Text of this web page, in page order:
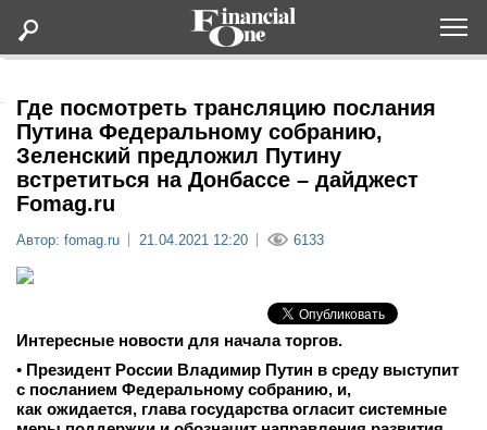
Статьи
Мероприятия
Новости
Где посмотреть трансляцию послания
Путина Федеральному собранию,
Зеленский предложил Путину
встретиться на Донбассе – дайджест
Fomag.ru
Автор: fomag.ru 21.04.2021 12:20 6133
Интересные новости для начала торгов.
• Президент России Владимир Путин в среду выступит
с посланием Федеральному собранию, и,
как ожидается, глава государства огласит системные